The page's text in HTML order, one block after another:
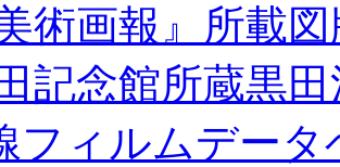
美術画報』所載
記念館所蔵黒
フィルムデータ